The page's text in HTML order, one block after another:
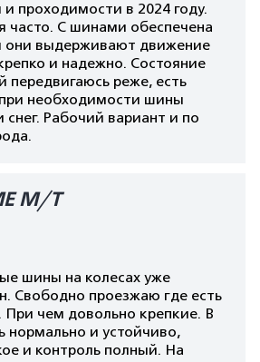
проходимости в 2024 году.
часто. С шинами обеспечена
они выдерживают движение
и надежно. Состояние
передвигаюсь реже, есть
при необходимости шины
снег. Рабочий вариант и по
M/T
шины на колесах уже
Свободно проезжаю где есть
При чем довольно крепкие. В
нормально и устойчиво,
и контроль полный. На